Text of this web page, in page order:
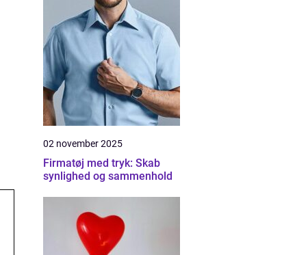
02 november 2025
Firmatøj med tryk: Skab
synlighed og sammenhold